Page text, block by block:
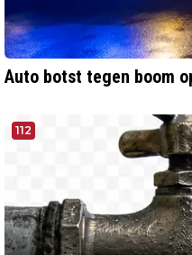
Auto botst tegen boom
112